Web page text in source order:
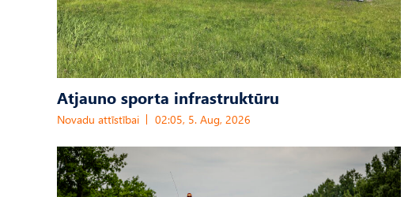
Atjauno sporta infrastruktūru
Novadu attīstībai 02:05, 5. Aug, 2026